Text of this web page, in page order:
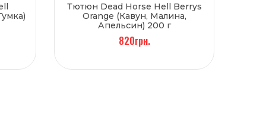
Тютюн Dead Horse Hell Berrys
Orange (Кавун, Малина,
Апельсин) 200 г
820грн.